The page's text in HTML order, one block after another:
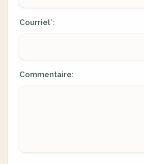
Courriel*:
Commentaire: